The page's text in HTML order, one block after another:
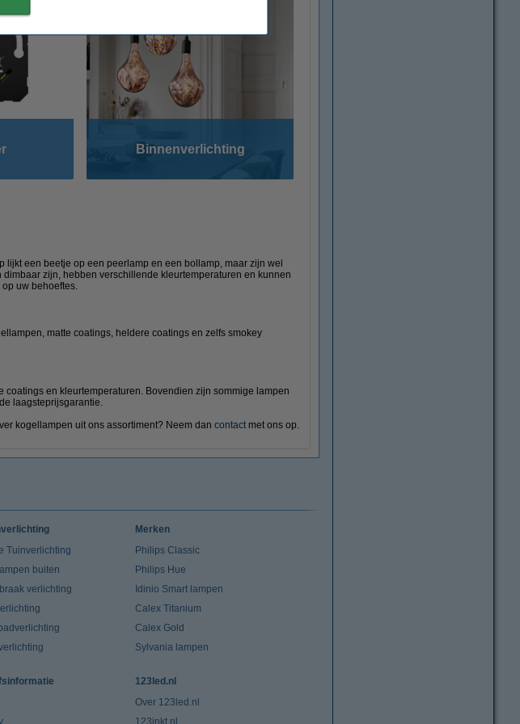
Binnenverlichting
een beetje op een peerlamp en een bollamp, maar zijn wel
zijn, hebben verschillende kleurtemperaturen en kunnen
uw behoeftes.
matte coatings, heldere coatings en zelfs smokey
en kleurtemperaturen. Bovendien zijn sommige lampen
laagsteprijsgarantie.
kogellampen uit ons assortiment? Neem dan contact met ons op.
Tuinverlichting
buiten
verlichting
Merken
Philips Classic
Philips Hue
Idinio Smart lampen
Calex Titanium
Calex Gold
Sylvania lampen
123led.nl
Over 123led.nl
123inkt.nl